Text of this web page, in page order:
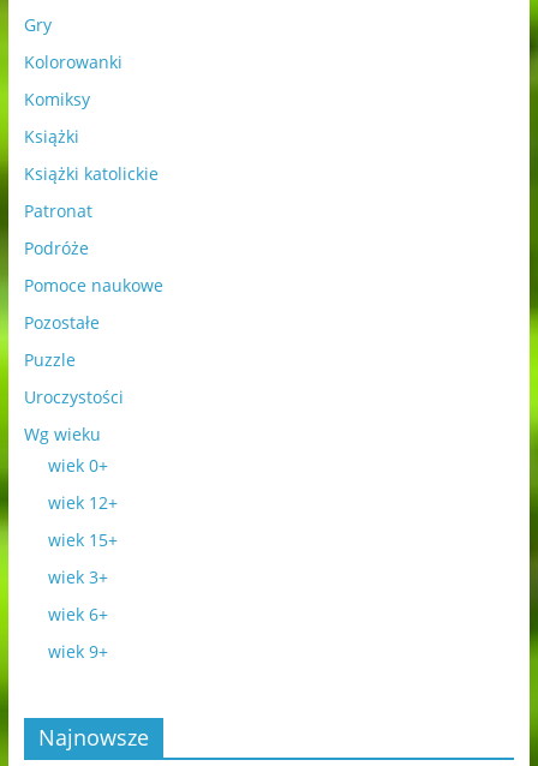
Gry
Kolorowanki
Komiksy
Książki
Książki katolickie
Patronat
Podróże
Pomoce naukowe
Pozostałe
Puzzle
Uroczystości
Wg wieku
wiek 0+
wiek 12+
wiek 15+
wiek 3+
wiek 6+
wiek 9+
Najnowsze